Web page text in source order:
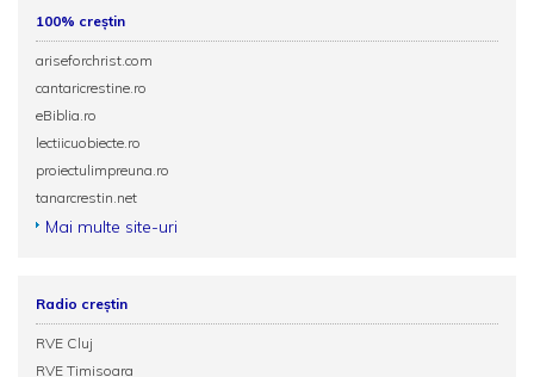
100% creștin
ariseforchrist.com
cantaricrestine.ro
eBiblia.ro
lectiicuobiecte.ro
proiectulimpreuna.ro
tanarcrestin.net
Mai multe site-uri
Radio creștin
RVE Cluj
RVE Timisoara